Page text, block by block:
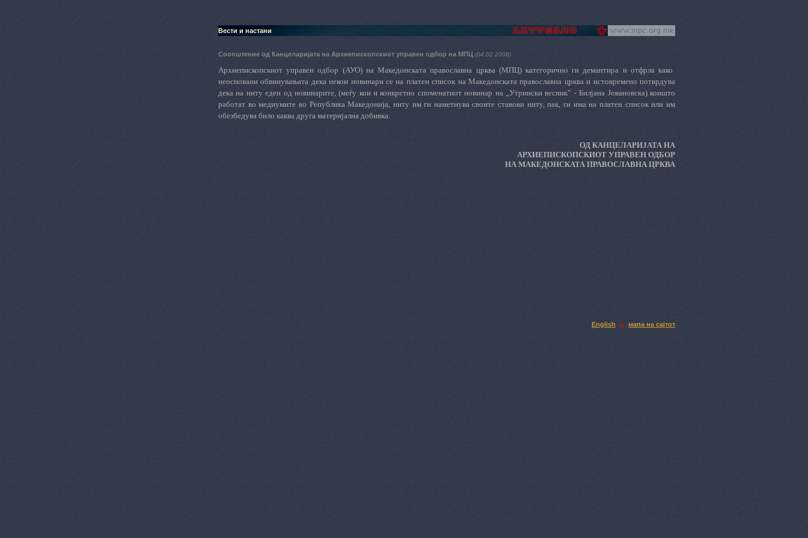
Вести и настани
Соопштение од Канцеларијата на Архиепископскиот управен одбор на МПЦ (04.02.2008)
Архиепископскиот управен одбор (АУО) на Македонската православна црква (МПЦ) категорично ги демантира и отфрла како
неосновани обвинувањата дека некои новинари се на платен список на Македонската православна црква и истовремено потврдува
дека на ниту еден од новинарите, (меѓу кои и конкретно споменатиот новинар на „Утрински весник” - Билјана Јовановска) коишто
работат во медиумите во Република Македонија, ниту им ги наметнува своите ставови ниту, пак, ги има на платен список или им
обезбедува било каква друга материјална добивка.
ОД КАНЦЕЛАРИЈАТА НА
АРХИЕПИСКОПСКИОТ УПРАВЕН ОДБОР
НА МАКЕДОНСКАТА ПРАВОСЛАВНА ЦРКВА
English мапа на сајтот